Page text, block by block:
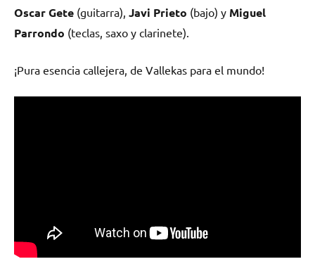
Oscar Gete (guitarra), Javi Prieto (bajo) y Miguel
Parrondo (teclas, saxo y clarinete).
¡Pura esencia callejera, de Vallekas para el mundo!